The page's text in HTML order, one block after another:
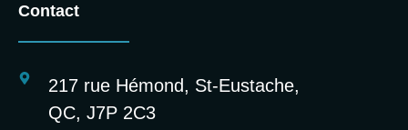
Contact
217 rue Hémond, St-Eustache,
QC, J7P 2C3